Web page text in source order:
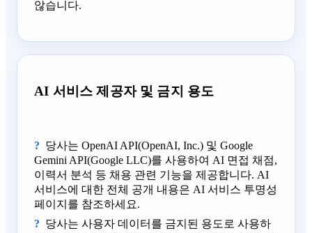
않습니다.
AI 서비스 제공자 및 금지 용도
당사는 OpenAI API(OpenAI, Inc.) 및 Google
Gemini API(Google LLC)를 사용하여 AI 면접 채점,
이력서 분석 등 채용 관련 기능을 제공합니다. AI
서비스에 대한 전체 공개 내용은 AI 서비스 투명성
페이지를 참조하세요.
당사는 사용자 데이터를 금지된 용도로 사용하